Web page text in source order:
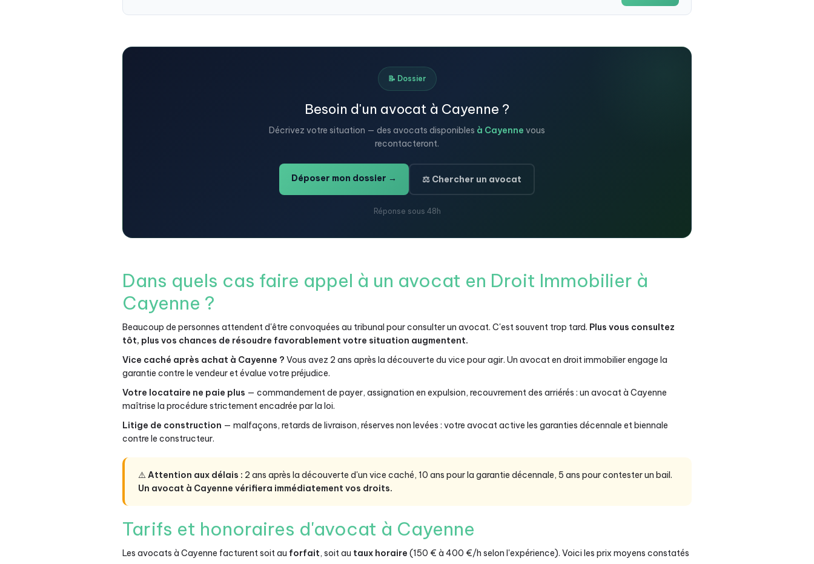
📝 Dossier
Besoin d'un avocat à Cayenne ?
Décrivez votre situation — des avocats disponibles à Cayenne vous
recontacteront.
Déposer mon dossier → ⚖️ Chercher un avocat
Réponse sous 48h
Dans quels cas faire appel à un avocat en Droit Immobilier à
Cayenne ?
Beaucoup de personnes attendent d'être convoquées au tribunal pour consulter un avocat. C'est souvent trop tard. Plus vous consultez
tôt, plus vos chances de résoudre favorablement votre situation augmentent.
Vice caché après achat à Cayenne ? Vous avez 2 ans après la découverte du vice pour agir. Un avocat en droit immobilier engage la
garantie contre le vendeur et évalue votre préjudice.
Votre locataire ne paie plus — commandement de payer, assignation en expulsion, recouvrement des arriérés : un avocat à Cayenne
maîtrise la procédure strictement encadrée par la loi.
Litige de construction — malfaçons, retards de livraison, réserves non levées : votre avocat active les garanties décennale et biennale
contre le constructeur.
⚠️ Attention aux délais : 2 ans après la découverte d'un vice caché, 10 ans pour la garantie décennale, 5 ans pour contester un bail.
Un avocat à Cayenne vérifiera immédiatement vos droits.
Tarifs et honoraires d'avocat à Cayenne
Les avocats à Cayenne facturent soit au forfait, soit au taux horaire (150 € à 400 €/h selon l'expérience). Voici les prix moyens constatés